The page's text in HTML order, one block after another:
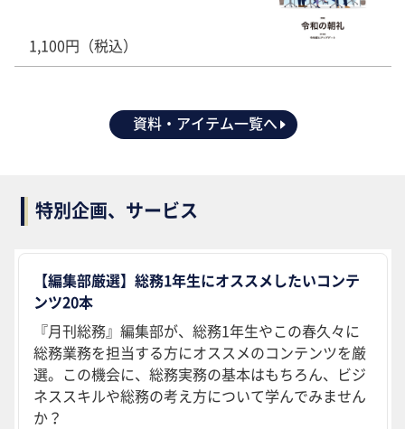
1,100円（税込）
資料・アイテム一覧へ
特別企画、サービス
【編集部厳選】総務1年生にオススメしたいコンテ
ンツ20本
『月刊総務』編集部が、総務1年生やこの春久々に
総務業務を担当する方にオススメのコンテンツを厳
選。この機会に、総務実務の基本はもちろん、ビジ
ネススキルや総務の考え方について学んでみません
か？